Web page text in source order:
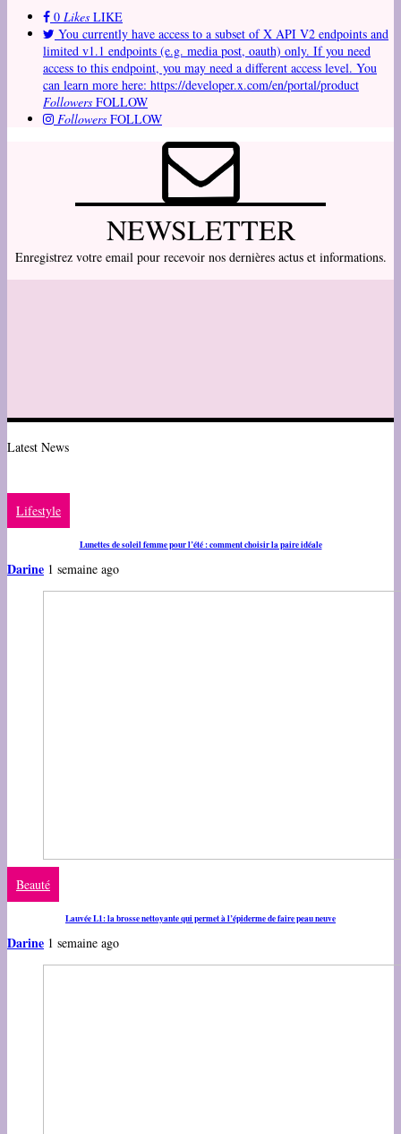
0 Likes LIKE
You currently have access to a subset of X API V2 endpoints and
limited v1.1 endpoints (e.g. media post, oauth) only. If you need
access to this endpoint, you may need a different access level. You
can learn more here: https://developer.x.com/en/portal/product
Followers FOLLOW
Followers FOLLOW
NEWSLETTER
Enregistrez votre email pour recevoir nos dernières actus et informations.
Latest News
Lifestyle
Lunettes de soleil femme pour l’été : comment choisir la paire idéale
Darine 1 semaine ago
Beauté
Lauvée L1: la brosse nettoyante qui permet à l’épiderme de faire peau neuve
Darine 1 semaine ago